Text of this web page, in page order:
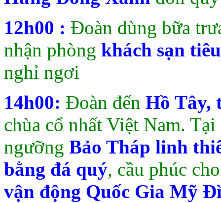
12h00 : Đoàn dùng bữa
nhận phòng khách sạn
nghỉ ngơi
14h00: Đoàn đến Hồ Tây,
chùa cổ nhất Việt Nam.
ngưỡng Bảo Tháp linh
bằng đá quý, cầu phúc
vận động Quốc Gia Mỹ